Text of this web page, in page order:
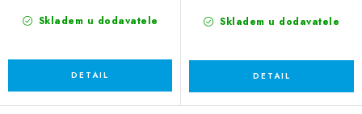
Skladem u dodavatele Skladem u dodavatele